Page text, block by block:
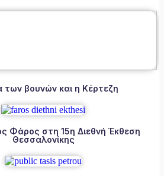
των βουνών και η Κέρτεζη
Φάρος στη 15η Διεθνή Έκθεση
Θεσσαλονίκης